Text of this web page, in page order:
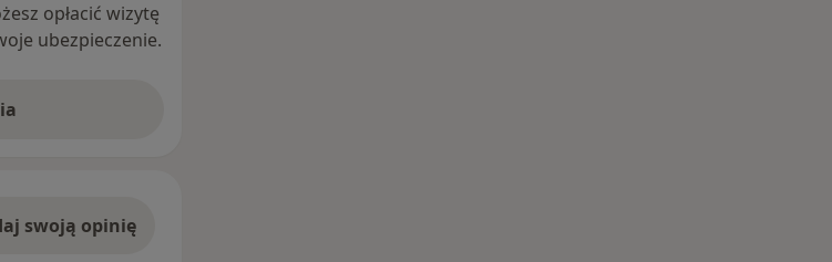
opłacić wizytę
ubezpieczenie.
swoją opinię